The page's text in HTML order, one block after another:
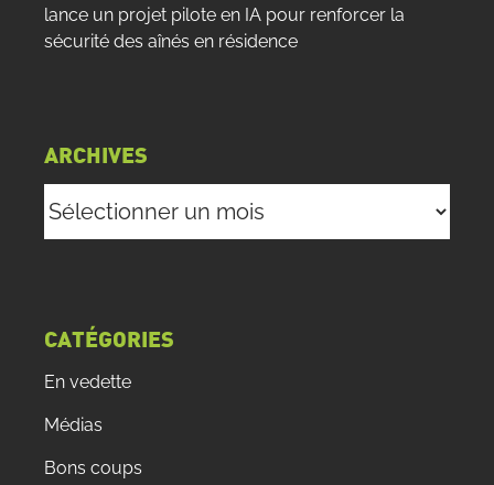
lance un projet pilote en IA pour renforcer la
sécurité des aînés en résidence
ARCHIVES
CATÉGORIES
En vedette
Médias
Bons coups